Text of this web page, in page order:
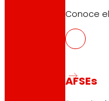
Conoce
AFSEs